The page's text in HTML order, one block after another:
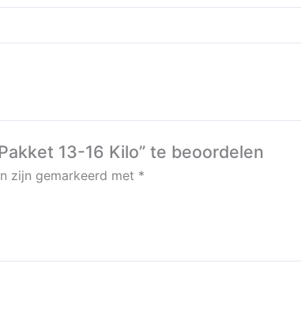
13-16 Kilo” te beoordelen
zijn gemarkeerd met *